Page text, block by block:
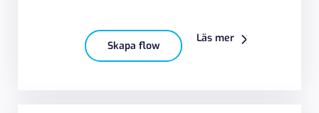
Skapa flow
Läs mer